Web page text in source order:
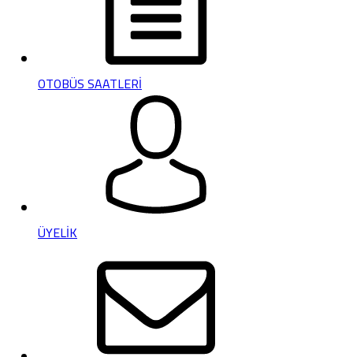
OTOBÜS SAATLERİ
ÜYELİK